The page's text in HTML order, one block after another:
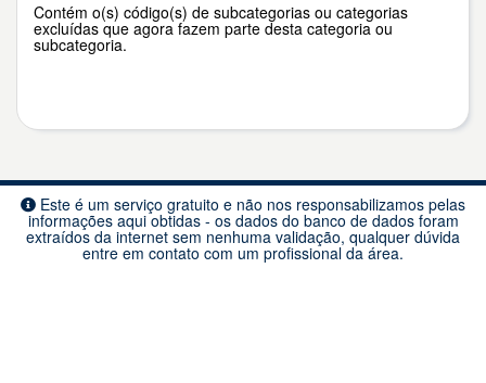
Contém o(s) código(s) de subcategorias ou categorias
excluídas que agora fazem parte desta categoria ou
subcategoria.
Este é um serviço gratuito e não nos responsabilizamos pelas
informações aqui obtidas - os dados do banco de dados foram
extraídos da internet sem nenhuma validação, qualquer dúvida
entre em contato com um profissional da área.